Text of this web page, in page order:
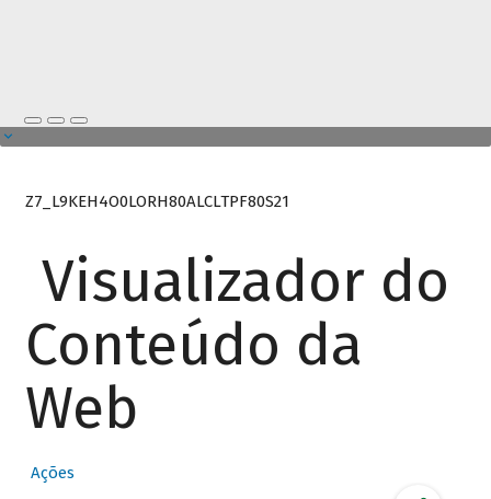
Z7_L9KEH4O0LORH80ALCLTPF80S21
Visualizador do
Conteúdo da
Web
Ações